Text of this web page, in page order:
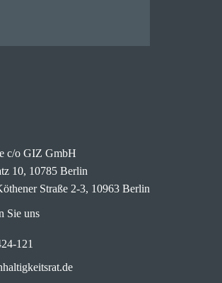
c/o GIZ GmbH
10, 10785 Berlin
Straße 2-3, 10963 Berlin
Sie uns
121